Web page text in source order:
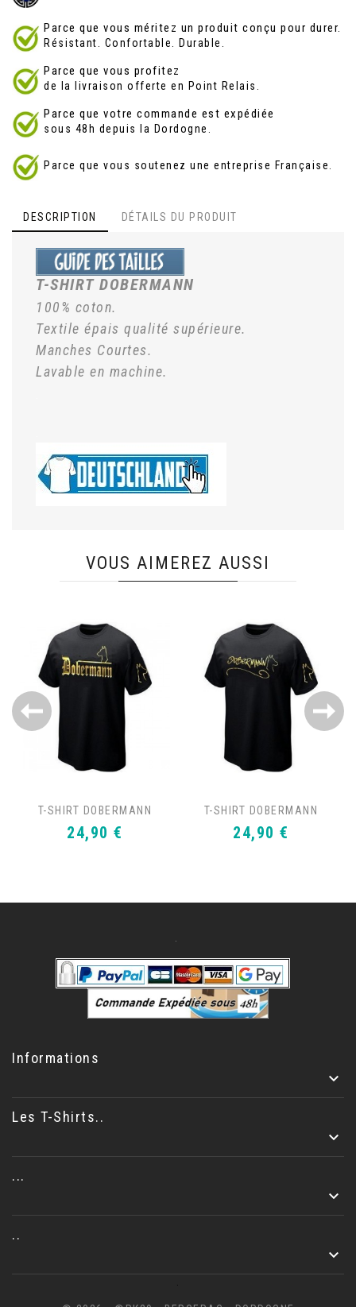
Parce que vous méritez un produit conçu pour durer.
Résistant. Confortable. Durable.
Parce que vous profitez
de la livraison offerte en Point Relais.
Parce que votre commande est expédiée
sous 48h depuis la Dordogne.
Parce que vous soutenez une entreprise Française.
DESCRIPTION DÉTAILS DU PRODUIT
T-SHIRT DOBERMANN
100% coton.
Textile épais qualité supérieure.
Manches Courtes.
Lavable en machine.
VOUS AIMEREZ AUSSI
T-SHIRT DOBERMANN
Prix
24,90 €
T-SHIRT DOBERMANN
Prix
24,90 €
Informations

Les T-Shirts..

...

..
